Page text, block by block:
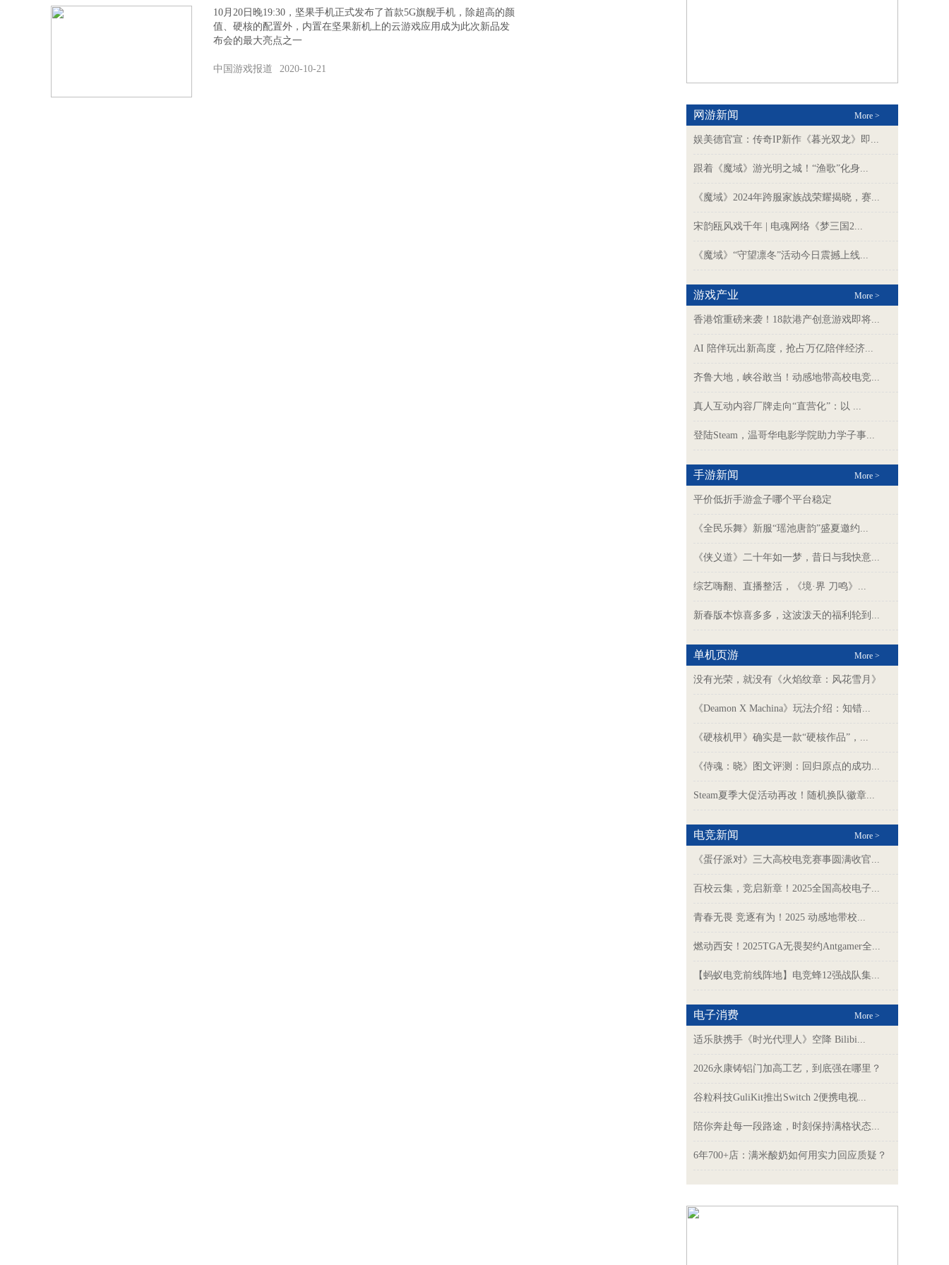
10月20日晚19:30，坚果手机正式发布了首款5G旗舰手机，除超高的颜
值、硬核的配置外，内置在坚果新机上的云游戏应用成为此次新品发
布会的最大亮点之一
中国游戏报道 2020-10-21
网游新闻 More >
娱美德官宣：传奇IP新作《暮光双龙》即...
跟着《魔域》游光明之城！“渔歌”化身...
《魔域》2024年跨服家族战荣耀揭晓，赛...
宋韵瓯风戏千年 | 电魂网络《梦三国2...
《魔域》“守望凛冬”活动今日震撼上线...
游戏产业 More >
香港馆重磅来袭！18款港产创意游戏即将...
AI 陪伴玩出新高度，抢占万亿陪伴经济...
齐鲁大地，峡谷敢当！动感地带高校电竞...
真人互动内容厂牌走向“直营化”：以 ...
登陆Steam，温哥华电影学院助力学子事...
手游新闻 More >
平价低折手游盒子哪个平台稳定
《全民乐舞》新服“瑶池唐韵”盛夏邀约...
《侠义道》二十年如一梦，昔日与我快意...
综艺嗨翻、直播整活，《境·界 刀鸣》...
新春版本惊喜多多，这波泼天的福利轮到...
单机页游 More >
没有光荣，就没有《火焰纹章：风花雪月》
《Deamon X Machina》玩法介绍：知错...
《硬核机甲》确实是一款“硬核作品”，...
《侍魂：晓》图文评测：回归原点的成功...
Steam夏季大促活动再改！随机换队徽章...
电竞新闻 More >
《蛋仔派对》三大高校电竞赛事圆满收官...
百校云集，竞启新章！2025全国高校电子...
青春无畏 竞逐有为！2025 动感地带校...
燃动西安！2025TGA无畏契约Antgamer全...
【蚂蚁电竞前线阵地】电竞蜂12强战队集...
电子消费 More >
适乐肤携手《时光代理人》空降 Bilibi...
2026永康铸铝门加高工艺，到底强在哪里？
谷粒科技GuliKit推出Switch 2便携电视...
陪你奔赴每一段路途，时刻保持满格状态...
6年700+店：满米酸奶如何用实力回应质疑？